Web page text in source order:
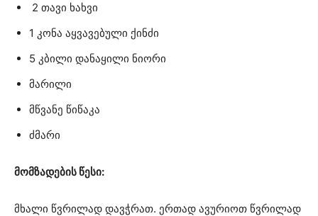
2 თავი ხახვი
1 კონა აყვავებული ქინძი
5 კბილი დანაყილი ნიორი
მარილი
მწვანე წიწაკა
ძმარი
მომზადების წესი:
მხალი წვრილად დავჭრათ. ერთად ავურიოთ წვრილად